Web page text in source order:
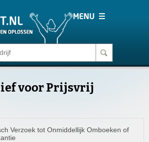
voor Prijsvrij
Verzoek tot Onmiddellijk Omboeken of